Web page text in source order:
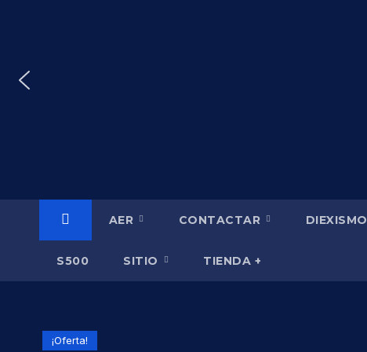
AER CONTACTAR DIEXISMO
S500 SITIO TIENDA +
¡Oferta!